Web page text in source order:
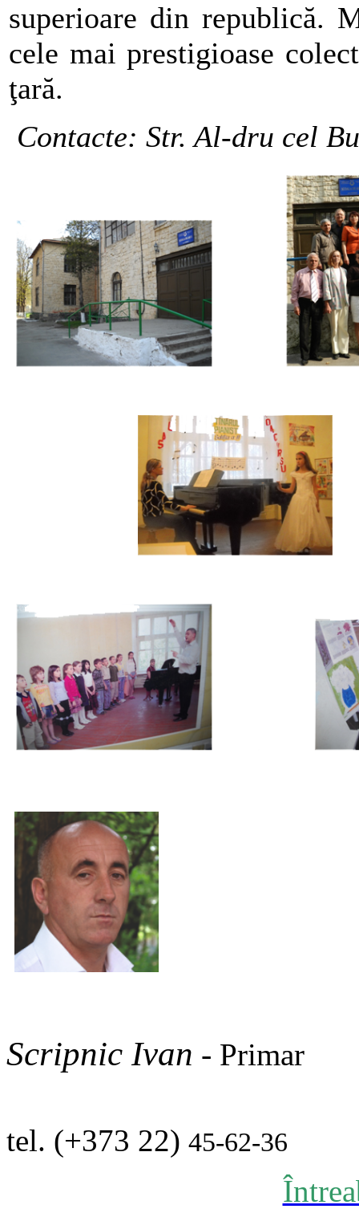
superioare din republică.
cele mai prestigioase
ţară.
Contacte: Str. Al-dru cel
Scripnic Ivan - Primar
tel. (+373 22) 45-62-36